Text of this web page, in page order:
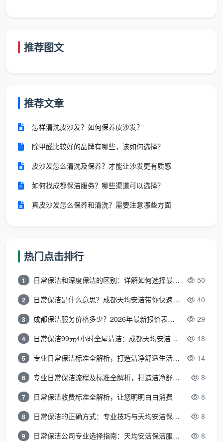
套细节
都天均安洁保洁的12项精保洁清单，每一项都写在确认
同，价格自然不同。
看不见的成本，影响最大的后果
这是绝大多数业主在问开荒保洁价格差异原因
一个的成本远超你省下的保洁费。而且强酸残留的刺鼻
气味，对有小孩、老人和过敏体质成员的家庭是持续的
砖釉面、不锈钢镀层、木地板零腐蚀，这是写进合同的
承诺。同时配备大功率商用吸尘器、专业铲刀组、玻璃
刮和伸缩杆、分类毛巾等全套工具。工具和清洁剂的成
的是你几十万装修成果的安全。
四、开荒保洁价格差异原因第四条：团队归属——自有
员工还是临时工
开荒保洁价格差异原因里，还有一个容易被忽略的
推荐图文
推荐文章
怎样清洗皮沙发？如何保养皮沙发？
除甲醛比较好的品牌有哪些，该如何选择？
皮沙发怎么清洗及保养？才能让沙发更有质感
如何找成都保洁服务？哪些渠道可以选择？
真皮沙发怎么保养和清洗？需要注意哪些方面
热门点击排行
1 日常保洁和深度保洁的区别：详解如何选择最适合的清洁服务 50
2 日常保洁是什么意思？成都天均安洁带你快速区分“日常vs深度vs开荒” 40
3 成都保洁服务价格多少？2026年最新报价表来了，这一篇看透所有费用 29
4 日常保洁99元4小时全屋清洁：成都天均安洁保洁超值服务全解析 18
5 专业日常保洁标准全解析，打造洁净舒适生活空间 14
6 专业日常保洁流程及标准全解析，打造洁净舒适环境 8
7 日常保洁收费标准全解析，让您明明白白消费 8
8 日常保洁的正确方式：专业技巧与天均安洁保洁服务全解析 8
9 日常保洁公司专业选择指南：天均安洁保洁服务全解析 8